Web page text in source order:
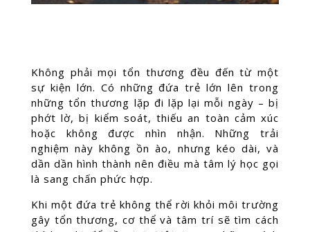
Không phải mọi tổn thương đều đến từ một
sự kiện lớn. Có những đứa trẻ lớn lên trong
những tổn thương lặp đi lặp lại mỗi ngày – bị
phớt lờ, bị kiểm soát, thiếu an toàn cảm xúc
hoặc không được nhìn nhận. Những trải
nghiệm này không ồn ào, nhưng kéo dài, và
dần dần hình thành nên điều mà tâm lý học gọi
là sang chấn phức hợp.
Khi một đứa trẻ không thể rời khỏi môi trường
gây tổn thương, cơ thể và tâm trí sẽ tìm cách